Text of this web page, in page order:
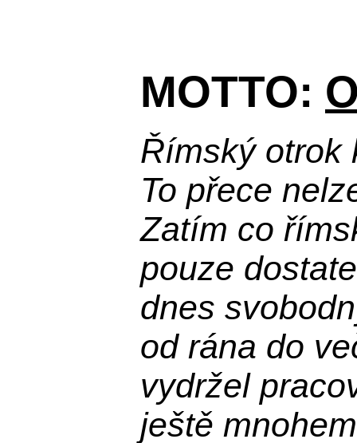
MOTTO:
Římský otrok
To přece
Zatím co
pouze
dnes
od rána do
vydržel
ještě